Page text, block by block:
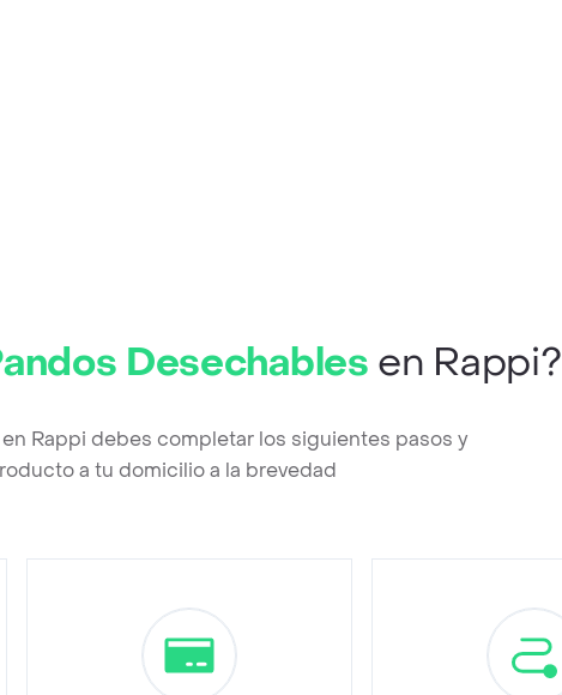
Desechables en Rappi?
Rappi debes completar los siguientes pasos y
a tu domicilio a la brevedad